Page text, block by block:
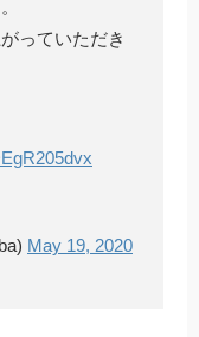
っていただき
May 19, 2020